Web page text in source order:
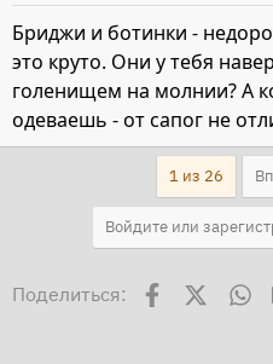
Бриджи и ботинки -
это круто. Они у тебя
голенищем на молнии? А
одеваешь - от сапог не
1 из 26
Войдите или
Поделиться: Facebook